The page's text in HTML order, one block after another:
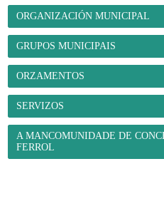
ORGANIZACIÓN MUNICIPAL
GRUPOS MUNICIPAIS
ORZAMENTOS
SERVIZOS
A MANCOMUNIDADE DE
FERROL